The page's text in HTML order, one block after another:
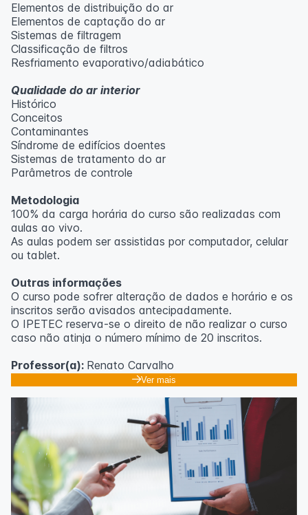
Elementos de distribuição do ar
Elementos de captação do ar
Sistemas de filtragem
Classificação de filtros
Resfriamento evaporativo/adiabático
Qualidade do ar interior
Histórico
Conceitos
Contaminantes
Síndrome de edifícios doentes
Sistemas de tratamento do ar
Parâmetros de controle
Metodologia
100% da carga horária do curso são realizadas com
aulas ao vivo.
As aulas podem ser assistidas por computador, celular
ou tablet.
Outras informações
O curso pode sofrer alteração de dados e horário e os
inscritos serão avisados ​​antecipadamente.
O IPETEC reserva-se o direito de não realizar o curso
caso não atinja o número mínimo de 20 inscritos.
Professor(a): Renato Carvalho
Ver mais